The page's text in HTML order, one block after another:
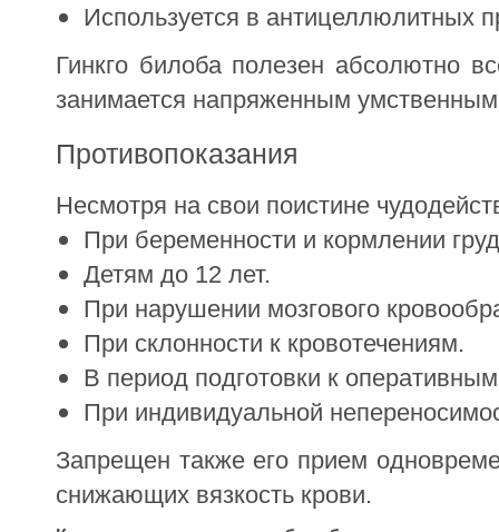
Используется в антицеллюлитных
Гинкго билоба полезен абсолютно
занимается напряженным
Противопоказания
Несмотря на свои поистине
При беременности и кормлении
Детям до 12 лет.
При нарушении мозгового
При склонности к кровотечениям.
В период подготовки к
При индивидуальной
Запрещен также его прием
снижающих вязкость крови.